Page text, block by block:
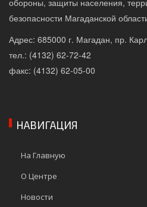
безопасности Магаданской
Адрес: 685000 г. Магадан, пр.
тел.: (4132) 62-72-42
факс: (4132) 62-05-00
НАВИГАЦИЯ
На Главную
О Центре
Новости